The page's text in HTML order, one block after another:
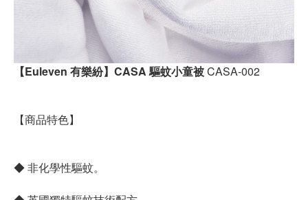
【Euleven 有樂紛】CASA 驅蚊小童被CASA-002
【商品特色】
◆ 非化學性驅蚊。